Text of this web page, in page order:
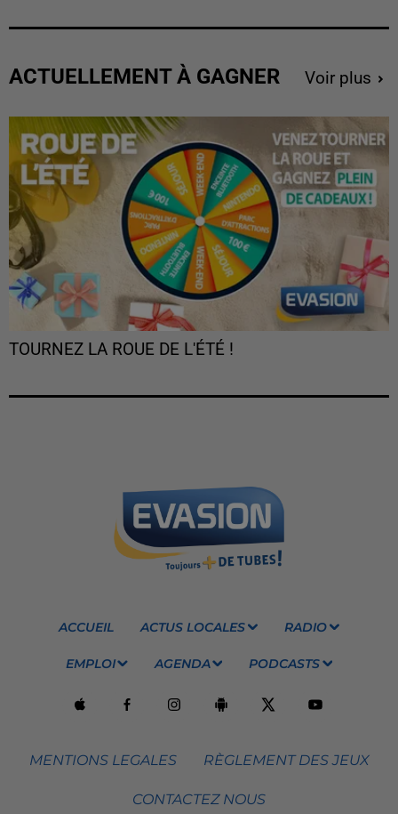
ACTUELLEMENT À GAGNER Voir plus
TOURNEZ LA ROUE DE L'ÉTÉ !
ACCUEIL ACTUS LOCALES RADIO
EMPLOI AGENDA PODCASTS
MENTIONS LEGALES RÈGLEMENT DES JEUX
CONTACTEZ NOUS